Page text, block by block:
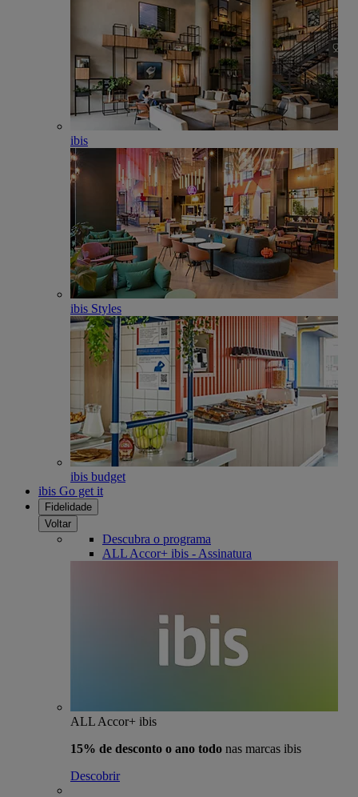
ibis
ibis Styles
ibis budget
ibis Go get it
Fidelidade
Voltar
Descubra o programa
ALL Accor+ ibis - Assinatura
ALL Accor+ ibis
15% de desconto o ano todo nas marcas ibis
Descobrir